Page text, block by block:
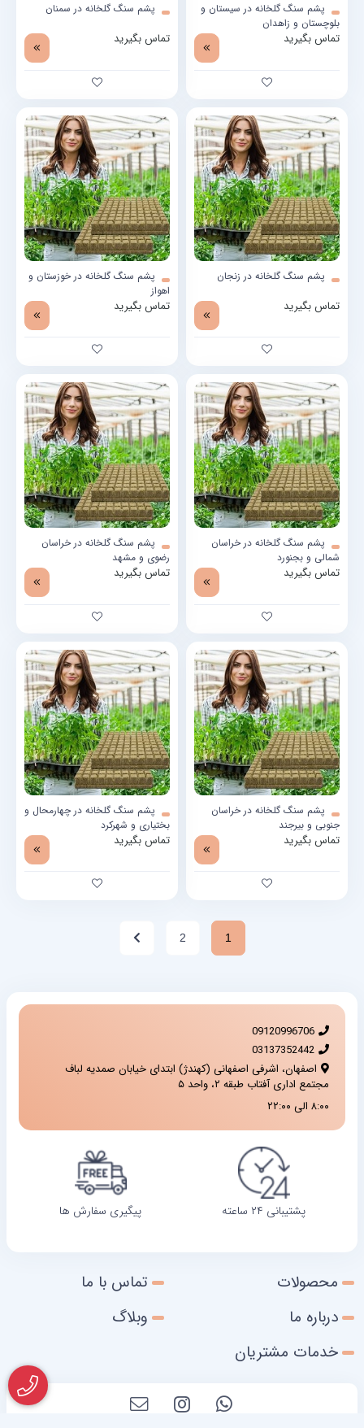
پشم سنگ گلخانه در سیستان و
بلوچستان و زاهدان
تماس بگیرید
پشم سنگ گلخانه در سمنان
تماس بگیرید
پشم سنگ گلخانه در زنجان
تماس بگیرید
پشم سنگ گلخانه در خوزستان و
اهواز
تماس بگیرید
پشم سنگ گلخانه در خراسان
شمالی و بجنورد
تماس بگیرید
پشم سنگ گلخانه در خراسان
رضوی و مشهد
تماس بگیرید
پشم سنگ گلخانه در خراسان
جنوبی و بیرجند
تماس بگیرید
پشم سنگ گلخانه در چهارمحال و
بختیاری و شهرکرد
تماس بگیرید
1
2
09120996706
03137352442
اصفهان، اشرفی اصفهانی (کهندژ) ابتدای خیابان صمدیه لباف
مجتمع اداری آفتاب طبقه ۲، واحد ۵
۸:۰۰ الی ۲۲:۰۰
پشتیبانی ۲۴ ساعته پیگیری سفارش ها
محصولات
تماس با ما
درباره ما
وبلاگ
خدمات مشتریان